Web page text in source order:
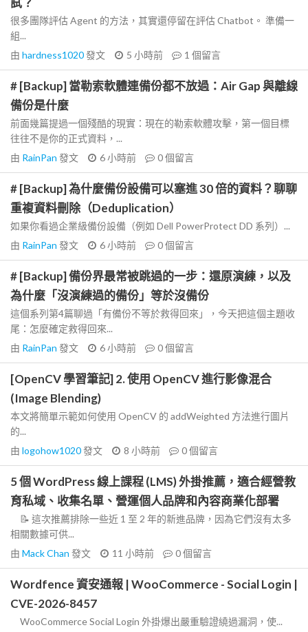
很多團隊評估 Agent 的方法，其實還停留在評估 Chatbot。 準備一
組...
由 hardness1020發文 5 小時前 1 個留言
# [Backup] 當勒索軟體連備份都不放過：Air Gap 與離線
備份是什麼
前面幾篇提過一個殘酷的現實：現在的勒索軟體攻擊，第一個目標
往往不是你的正式資料，...
由 RainPan 發文 6 小時前 0個留言
# [Backup] 為什麼備份設備可以塞進 30 倍的資料？聊聊
重複資料刪除（Deduplication）
如果你看過企業級備份設備（例如 Dell PowerProtect DD 系列）...
由 RainPan 發文 6 小時前 0個留言
# [Backup] 備份界最常被跳過的一步：還原演練，以及
為什麼「沒演練過的備份」等於沒備份
這個系列第4篇聊過「有備份不等於救得回來」，今天把這個主題收
尾：怎麼確定救得回來...
由 RainPan 發文 6 小時前 0個留言
[OpenCV 學習筆記] 2. 使用 OpenCV 進行影像混合
(Image Blending)
本文將簡單示範如何使用 OpenCV 的 addWeighted 方法進行圖片
的...
由 logohow1020發文 8 小時前 0個留言
5 個 WordPress 線上課程 (LMS) 外掛推薦，適合經營教
育私域、收集名單、營運個人品牌和內容商業化部署
📝 這次推薦排除一些近 1 至 2 年的新進品牌，因為它們沒有太多
相關數據可供...
由 Mack Chan 發文 11 小時前 0個留言
Wordfence 資安通報 | WooCommerce - Social Login |
CVE-2026-8457
WooCommerce Social Login 外掛爆出嚴重驗證繞過漏洞，使...